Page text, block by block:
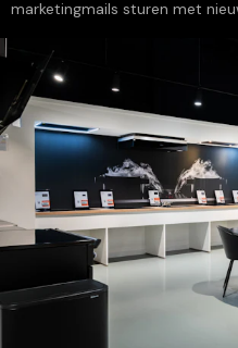
marketingmails sturen met